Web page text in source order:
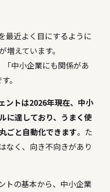
最近よく目にするように
えています。
「中小企業にも関係があ
。
ントは2026年現在、中小
に達しており、うまく使
ごと自動化できます。た
なく、向き不向きがあり
トの基本から、中小企業